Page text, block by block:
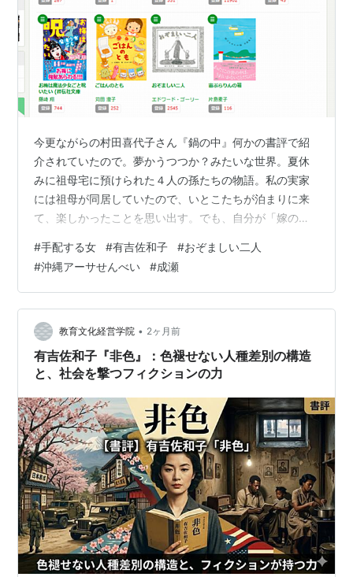
今更ながらの村田喜代子さん『鍋の中』何かの書評で紹
介されていたので。夢かうつつか？みたいな世界。夏休
みに祖母宅に預けられた４人の孫たちの物語。私の実家
には祖母が同居していたので、いとこたちが泊まりに来
て、楽しかったことを思い出す。でも、自分が「嫁の立
だでさえ、夏休み自分の子供がいるだけでも大変なの
に、いとこたちが泊まりに来て。世話は母やもんね。
『有吉佐和子と現代』この数年ブームなので、読んでみ
たけれど。これ、自費出版なの？文中に明らかな間違い
があって、出版社に問い合わせメール出したけど、なし
のつぶて。こないだも、あったねえ～この出版社もNG。
…
#手配する女 #有吉佐和子 #おぞましい二人
#沖縄アーサせんべい #成瀬
教育文化経営学院 • 2ヶ月前
有吉佐和子『非色』：色褪せない人種差別の構造
と、社会を撃つフィクションの力